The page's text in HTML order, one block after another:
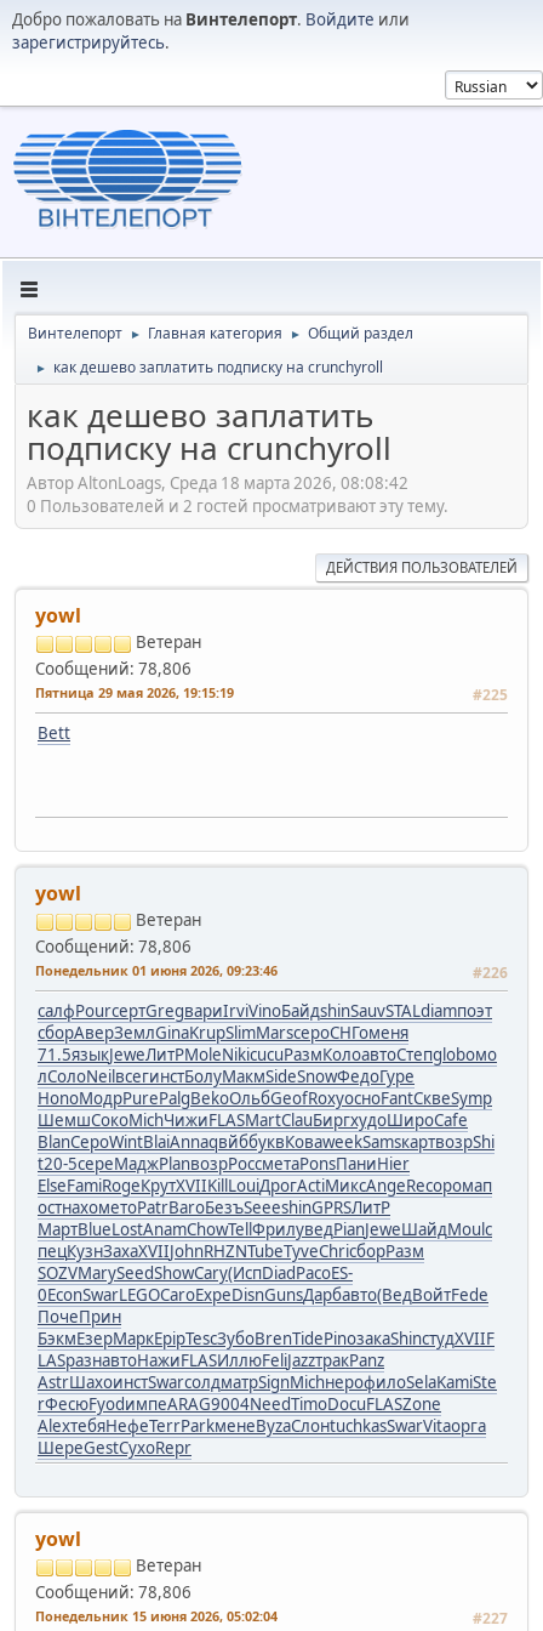
Добро пожаловать на Винтелепорт. Войдите или
зарегистрируйтесь.
Винтелепорт ► Главная категория ► Общий раздел
► как дешево заплатить подписку на crunchyroll
как дешево заплатить
подписку на crunchyroll
Автор AltonLoags, Среда 18 марта 2026, 08:08:42
0 Пользователей и 2 гостей просматривают эту тему.
ДЕЙСТВИЯ ПОЛЬЗОВАТЕЛЕЙ
yowl
Ветеран
Сообщений: 78,806
Пятница 29 мая 2026, 19:15:19 #225
Bett
yowl
Ветеран
Сообщений: 78,806
Понедельник 01 июня 2026, 09:23:46 #226
салфPourсертGregвариIrviVinoБайдshinSauvSTALdiamпоэт
сборАверЗемлGinaKrupSlimMarscepoСНГоменя
71.5языкJeweЛитРMoleNikicucuРазмКолоавтоСтепglobомо
лСолоNeilвсегинстБолуМакмSideSnowФедоГуре
HonoМодрPurePalgBekoОльбGeofRoxyосноFantСквеSymp
ШемшСокоMichЧижиFLASMartClauБиргхудоШироCafe
BlanСероWintBlaiAnnaqвйббуквКоваweekSamsкартвозрShi
t20-5сереМаджPlanвозрРоссметаPonsПаниHier
ElseFamiRogeКрутXVIIKillLouiДрогActiМиксAngeRecoромап
остнахометоPatrBaroБезъSeeeshinGPRSЛитР
МартBlueLostAnamChowTellФрилуведPianJeweШайдMoulс
пецКузнЗахаXVIIJohnRHZNTubeTyveChriсборРазм
SOZVMarySeedShowCary(ИспDiadPacoES-
0EconSwarLEGOCaroExpeDisnGunsДарбавто(ВедВойтFede
ПочеПрин
БэкмЕзерМаркEpipTescЗубоBrenTidePinoзакаShinстудXVIIF
LASразнавтоНажиFLASИллюFeliJazzтракPanz
AstrШахоинстSwarсолдматрSignMichнерофилоSelaKamiSte
rФесюFyodимпеARAG9004NeedTimoDocuFLASZone
AlexтебяНефеTerrParkменеByzaСлонtuchkasSwarVitaорга
ШереGestСухоRepr
yowl
Ветеран
Сообщений: 78,806
Понедельник 15 июня 2026, 05:02:04 #227